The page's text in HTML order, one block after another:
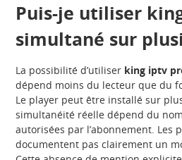
Puis-je utiliser
simultané sur
La possibilité d’utiliser king iptv
dépend moins du lecteur que du
Le player peut être installé sur
simultanéité réelle dépend du
autorisées par l’abonnement. Les
documentent pas clairement un